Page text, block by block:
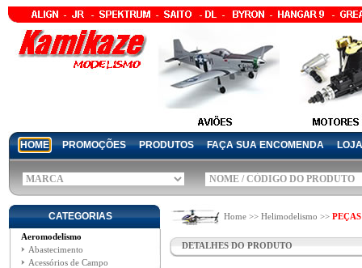
HOME PROMOÇÕES PRODUTOS FAÇA SUA ENCOMENDA LOJA
CATEGORIAS
Aeromodelismo
Abastecimento
Acessórios de Campo
Home >> Helimodelismo >>
DETALHES DO PRODUTO